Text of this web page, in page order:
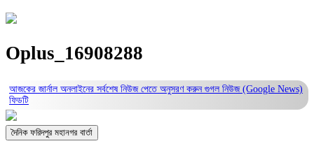
Oplus_16908288
আজকের জার্নাল অনলাইনের সর্বশেষ নিউজ পেতে অনুসরণ করুন গুগল নিউজ (Google News)
ফিডটি
দৈনিক ফরিদপুর মহানগর বার্তা